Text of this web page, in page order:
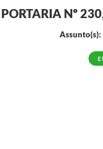
PORTARIA Nº
Assunto(s):